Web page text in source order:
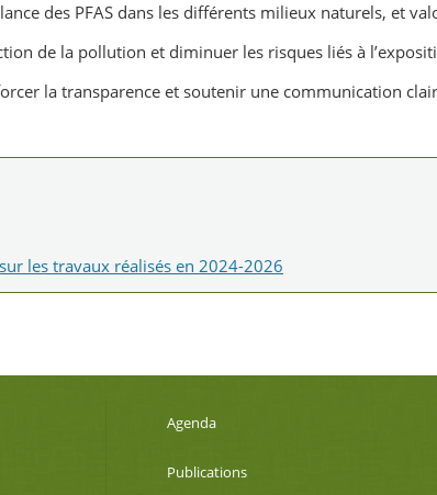
des PFAS dans les différents milieux naturels, et
de la pollution et diminuer les risques liés à
la transparence et soutenir une communication
les travaux réalisés en 2024-2026
Agenda
Publications